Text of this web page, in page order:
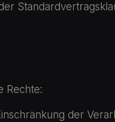
Rechte:
der